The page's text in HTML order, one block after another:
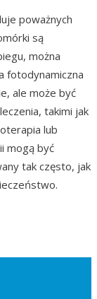
poważnych
są
można
fotodynamiczna
ale może być
takimi jak
lub
mogą być
tak często, jak